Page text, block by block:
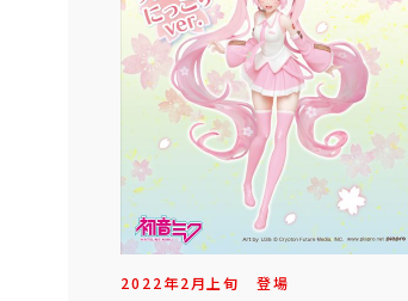
2022年2月上旬 登場